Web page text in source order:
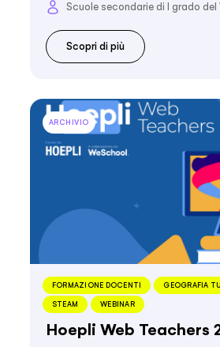
Scuole secondarie di I grado del
Scopri di più
ARCHIVIO
FORMAZIONE DOCENTI GEOGRAFIA
STEAM WEBINAR
Hoepli Web Teachers